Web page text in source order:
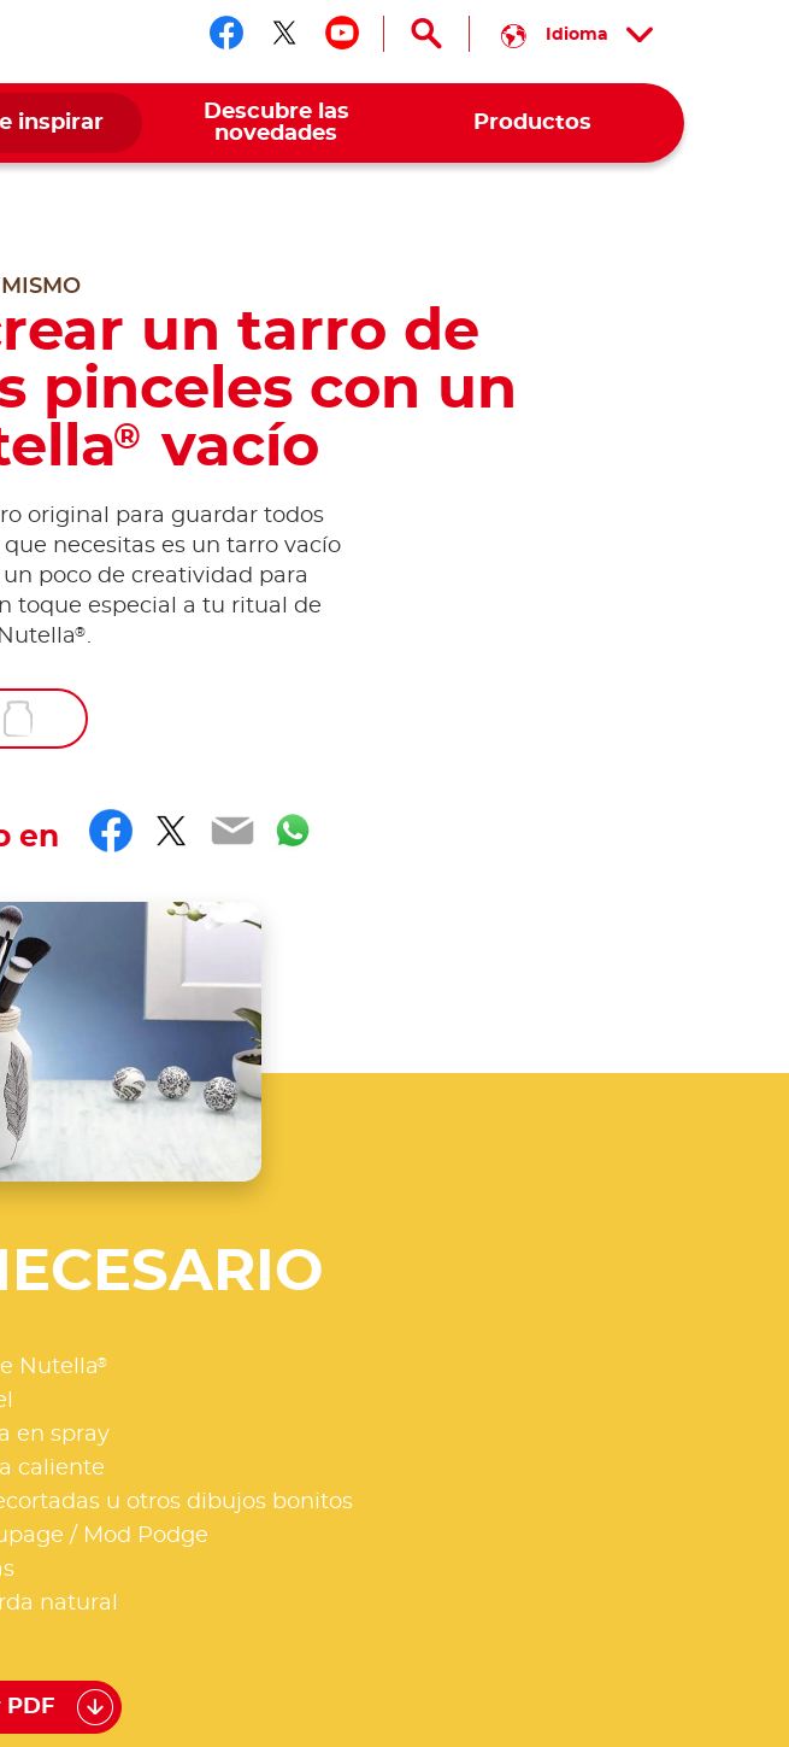
Síguenos en facebook
Síguenos en twitter
Síguenos en youtube
Idioma
inspirar
Descubre las
novedades
Productos
un tarro de
pinceles con un
® vacío
original para guardar todos
necesitas es un tarro vacío
poco de creatividad para
toque especial a tu ritual de
®.
en Facebook
Twitter
EmailWhatsApp
Nutella®
en spray
caliente
u otros dibujos bonitos
/ Mod Podge
natural
PDF